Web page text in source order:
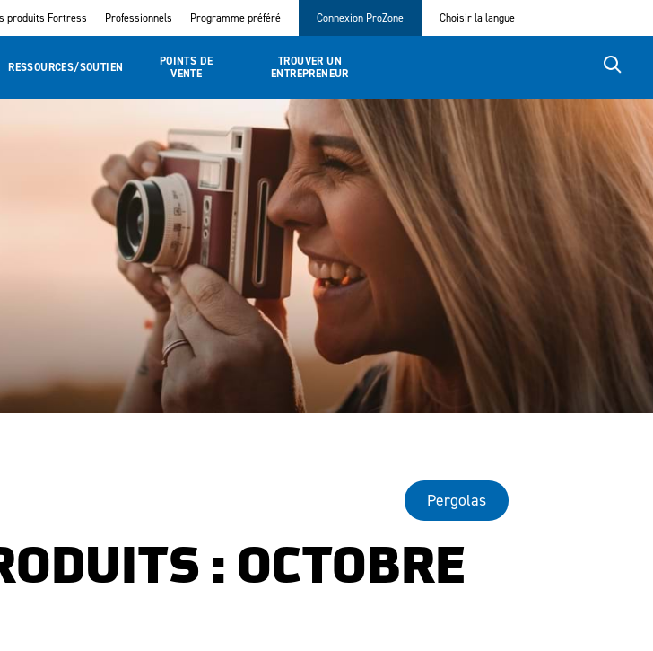
produits Fortress Professionnels Programme préféré Connexion ProZone Choisir la langue
RESSOURCES/SOUTIEN
POINTS DE
VENTE
TROUVER UN
ENTREPRENEUR
Pergolas
: OCTOBRE